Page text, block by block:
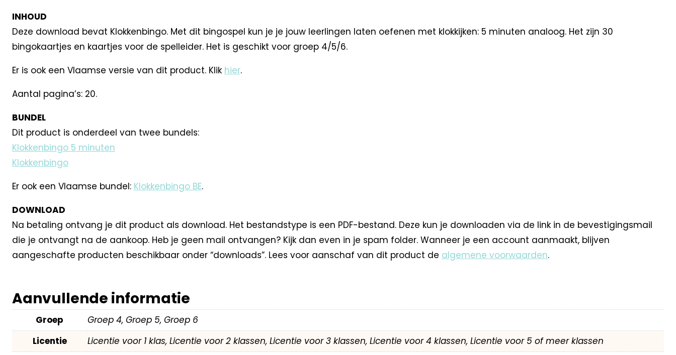
INHOUD
Deze download bevat Klokkenbingo. Met dit bingospel kun je je jouw leerlingen laten oefenen met klokkijken: 5 minuten analoog. Het zijn 30
bingokaartjes en kaartjes voor de spelleider. Het is geschikt voor groep 4/5/6.
Er is ook een Vlaamse versie van dit product. Klik hier.
Aantal pagina’s: 20.
BUNDEL
Dit product is onderdeel van twee bundels:
Klokkenbingo 5 minuten
Klokkenbingo
Er ook een Vlaamse bundel: Klokkenbingo BE.
DOWNLOAD
Na betaling ontvang je dit product als download. Het bestandstype is een PDF-bestand. Deze kun je downloaden via de link in de bevestigingsmail
die je ontvangt na de aankoop. Heb je geen mail ontvangen? Kijk dan even in je spam folder. Wanneer je een account aanmaakt, blijven
aangeschafte producten beschikbaar onder “downloads”. Lees voor aanschaf van dit product de algemene voorwaarden.
Aanvullende informatie
Groep
Groep 4, Groep 5, Groep 6
Licentie
Licentie voor 1 klas, Licentie voor 2 klassen, Licentie voor 3 klassen, Licentie voor 4 klassen, Licentie voor 5 of meer klassen